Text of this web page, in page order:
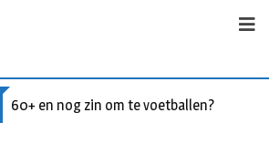
60+ en nog zin om te voetballen? Kom